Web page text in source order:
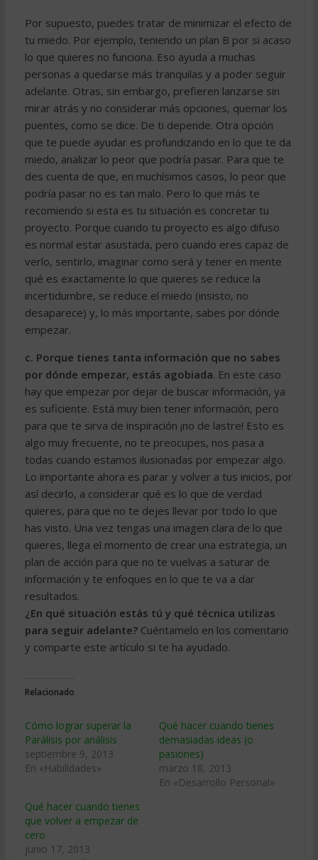
Por supuesto, puedes tratar de minimizar el efecto de
tu miedo. Por ejemplo, teniendo un plan B por si acaso
lo que quieres no funciona. Eso ayuda a muchas
personas a quedarse más tranquilas y a poder seguir
adelante. Otras, sin embargo, prefieren lanzarse sin
mirar atrás y no considerar más opciones, quemar los
puentes, como se dice. De ti depende. Otra opción
que te puede ayudar es profundizando en lo que te da
miedo, analizar lo peor que podría pasar. Para que te
des cuenta de que, en muchísimos casos, lo peor que
podría pasar no es tan malo. Pero lo que más te
recomiendo si esta es tu situación es concretar tu
proyecto. Porque cuando tu proyecto es algo difuso
es normal estar asustada, pero cuando eres capaz de
verlo, sentirlo, imaginar como será y tener en mente
qué es exactamente lo que quieres se reduce la
incertidumbre, se reduce el miedo (insisto, no
desaparece) y, lo más importante, sabes por dónde
empezar.
c. Porque tienes tanta información que no sabes
por dónde empezar, estás agobiada. En este caso
hay que empezar por dejar de buscar información, ya
es suficiente. Está muy bien tener información, pero
para que te sirva de inspiración ¡no de lastre! Esto es
algo muy frecuente, no te preocupes, nos pasa a
todas cuando estamos ilusionadas por empezar algo.
Lo importante ahora es parar y volver a tus inicios, por
así decirlo, a considerar qué es lo que de verdad
quieres, para que no te dejes llevar por todo lo que
has visto. Una vez tengas una imagen clara de lo que
quieres, llega el momento de crear una estrategia, un
plan de acción para que no te vuelvas a saturar de
información y te enfoques en lo que te va a dar
resultados.
¿En qué situación estás tú y qué técnica utilizas
para seguir adelante?Cuéntamelo en los comentario
y comparte este artículo si te ha ayudado.
Relacionado
Cómo lograr superar la
Parálisis por análisis
septiembre 9, 2013
En «Habilidades»
Qué hacer cuando tienes
demasiadas ideas (o
pasiones)
marzo 18, 2013
En «Desarrollo Personal»
Qué hacer cuando tienes
que volver a empezar de
cero
junio 17, 2013